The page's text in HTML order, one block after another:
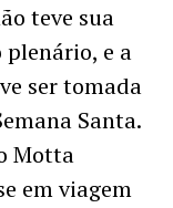
teve sua
e a
ser tomada
Santa.
Motta
em viagem